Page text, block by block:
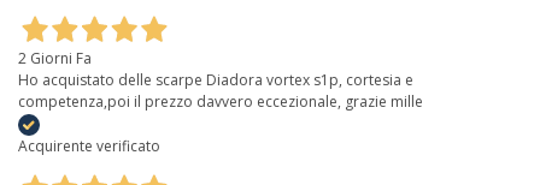
2 Giorni Fa
Ho acquistato delle scarpe Diadora vortex s1p, cortesia e
competenza,poi il prezzo davvero eccezionale, grazie mille
Acquirente verificato